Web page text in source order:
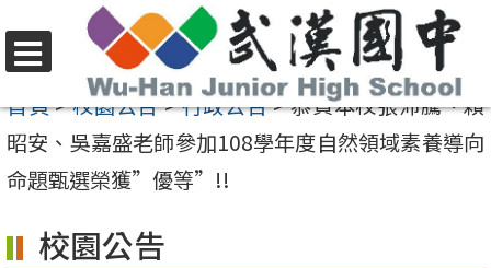
至
要
內
區
選
單
首頁>校園公告>行政公告>恭賀本校張沛騰、賴
昭安、吳嘉盛老師參加108學年度自然領域素養導向
命題甄選榮獲”優等”!!
校園公告